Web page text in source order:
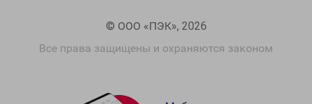
© ООО «ПЭК», 2026
Все права защищены и охраняются законом